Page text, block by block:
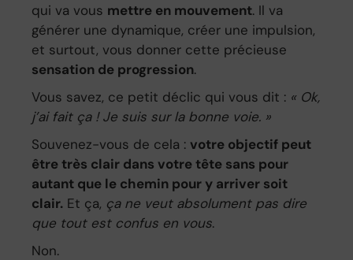
qui va vous mettre en mouvement. Il va
générer une dynamique, créer une impulsion,
et surtout, vous donner cette précieuse
sensation de progression.
Vous savez, ce petit déclic qui vous dit : « Ok,
j’ai fait ça ! Je suis sur la bonne voie. »
Souvenez-vous de cela : votre objectif peut
être très clair dans votre tête sans pour
autant que le chemin pour y arriver soit
clair. Et ça, ça ne veut absolument pas dire
que tout est confus en vous.
Non.